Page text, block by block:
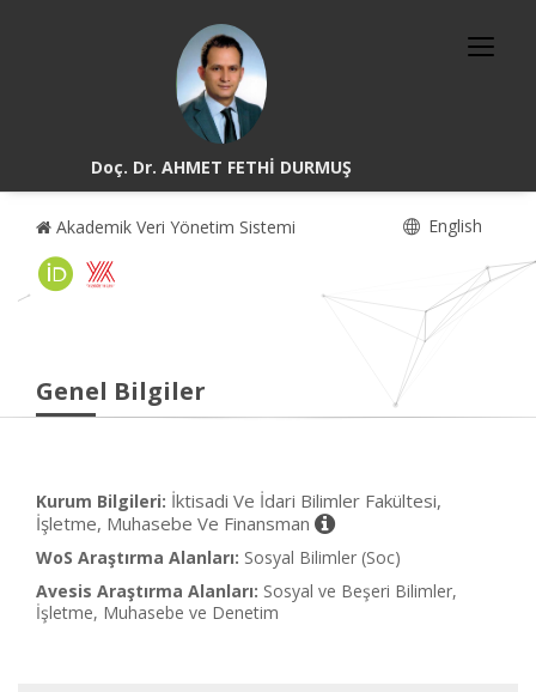
Doç. Dr. AHMET FETHİ DURMUŞ
Akademik Veri Yönetim Sistemi English
Genel Bilgiler
Kurum Bilgileri: İktisadi Ve İdari Bilimler Fakültesi,
İşletme, Muhasebe Ve Finansman
WoS Araştırma Alanları: Sosyal Bilimler (Soc)
Avesis Araştırma Alanları: Sosyal ve Beşeri Bilimler,
İşletme, Muhasebe ve Denetim